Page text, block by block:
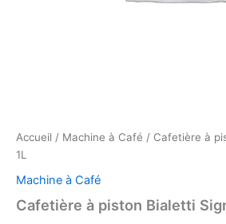
Accueil / Machine à Café / Cafetière à
1L
Machine à Café
Cafetière à piston Bialetti